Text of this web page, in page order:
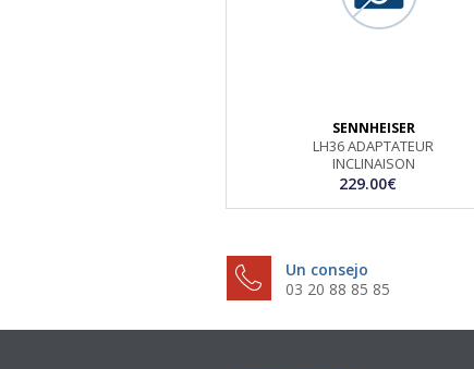
SENNHEISER
LH36 ADAPTATEUR
INCLINAISON
229.00€
Un consejo
03 20 88 85 85